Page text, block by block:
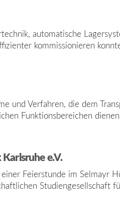
automatische
kommissionieren
und Verfahren, die dem
Funktionsbereichen
e.V.
Feierstunde im Selmayr
Studiengesellschaft